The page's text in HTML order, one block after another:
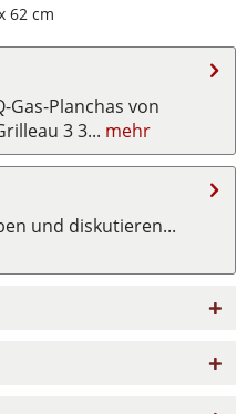
62 cm
Gas-Planchas von
3 3... mehr
und diskutieren...